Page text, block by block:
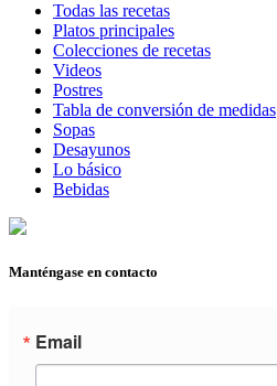
Todas las recetas
Platos principales
Colecciones de recetas
Videos
Postres
Tabla de conversión de medidas
Sopas
Desayunos
Lo básico
Bebidas
Manténgase en contacto
Email